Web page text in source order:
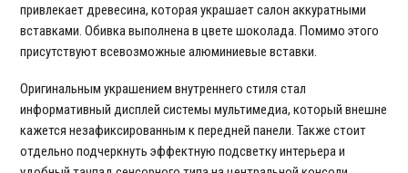
привлекает древесина, которая украшает салон аккуратными
вставками. Обивка выполнена в цвете шоколада. Помимо этого
присутствуют всевозможные алюминиевые вставки.
Оригинальным украшением внутреннего стиля стал
информативный дисплей системы мультимедиа, который внешне
кажется незафиксированным к передней панели. Также стоит
отдельно подчеркнуть эффектную подсветку интерьера и